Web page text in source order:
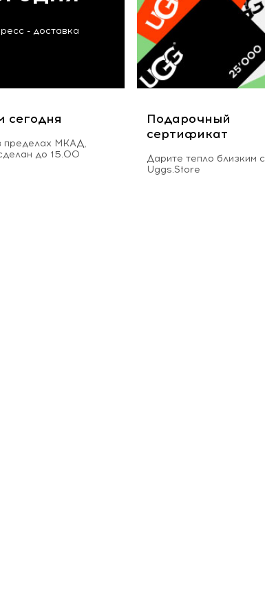
- доставка
сегодня
пределах МКАД,
до 15.00
Подарочный
сертификат
Дарите тепло близким с
Uggs.Store